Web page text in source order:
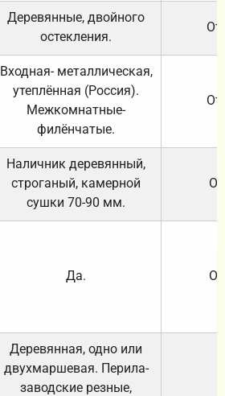
Деревянные, двойного
остекления.
Входная- металлическая,
утеплённая (Россия).
Межкомнатные-
филёнчатые.
Наличник деревянный,
строганый, камерной
сушки 70-90 мм.
Да.
Деревянная, одно или
двухмаршевая. Перила-
заводские резные,